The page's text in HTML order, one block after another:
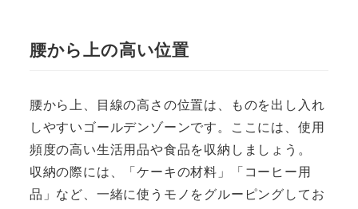
腰から上の高い位置
腰から上、目線の高さの位置は、ものを出し入れ
しやすいゴールデンゾーンです。ここには、使用
頻度の高い生活用品や食品を収納しましょう。
収納の際には、「ケーキの材料」「コーヒー用
品」など、一緒に使うモノをグルーピングしてお